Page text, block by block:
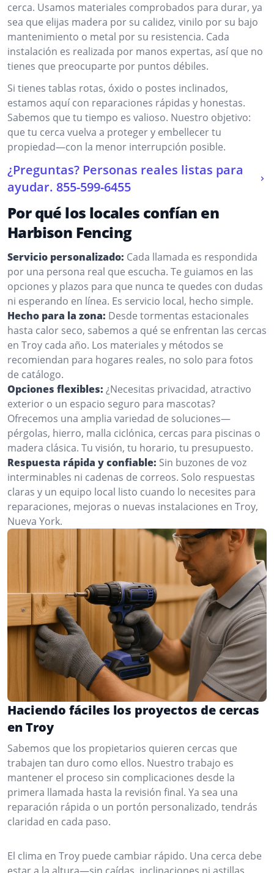
cerca. Usamos materiales comprobados para durar, ya
sea que elijas madera por su calidez, vinilo por su bajo
mantenimiento o metal por su resistencia. Cada
instalación es realizada por manos expertas, así que no
tienes que preocuparte por puntos débiles.
Si tienes tablas rotas, óxido o postes inclinados,
estamos aquí con reparaciones rápidas y honestas.
Sabemos que tu tiempo es valioso. Nuestro objetivo:
que tu cerca vuelva a proteger y embellecer tu
propiedad—con la menor interrupción posible.
¿Preguntas? Personas reales listas para
ayudar. 855-599-6455
Por qué los locales confían en
Harbison Fencing
Servicio personalizado: Cada llamada es respondida
por una persona real que escucha. Te guiamos en las
opciones y plazos para que nunca te quedes con dudas
ni esperando en línea. Es servicio local, hecho simple.
Hecho para la zona: Desde tormentas estacionales
hasta calor seco, sabemos a qué se enfrentan las cercas
en Troy cada año. Los materiales y métodos se
recomiendan para hogares reales, no solo para fotos
de catálogo.
Opciones flexibles: ¿Necesitas privacidad, atractivo
exterior o un espacio seguro para mascotas?
Ofrecemos una amplia variedad de soluciones—
pérgolas, hierro, malla ciclónica, cercas para piscinas o
madera clásica. Tu visión, tu horario, tu presupuesto.
Respuesta rápida y confiable: Sin buzones de voz
interminables ni cadenas de correos. Solo respuestas
claras y un equipo local listo cuando lo necesites para
reparaciones, mejoras o nuevas instalaciones en Troy,
Nueva York.
Haciendo fáciles los proyectos de cercas
en Troy
Sabemos que los propietarios quieren cercas que
trabajen tan duro como ellos. Nuestro trabajo es
mantener el proceso sin complicaciones desde la
primera llamada hasta la revisión final. Ya sea una
reparación rápida o un portón personalizado, tendrás
claridad en cada paso.
El clima en Troy puede cambiar rápido. Una cerca debe